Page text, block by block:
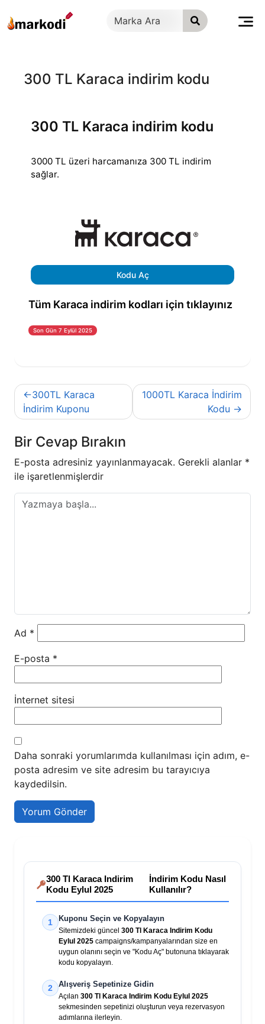
geç
300 TL Karaca indirim kodu
300 TL Karaca indirim kodu
3000 TL üzeri harcamanıza 300 TL indirim
sağlar.
Kodu Aç
Tüm Karaca indirim kodları için tıklayınız
Son Gün 7 Eylül 2025
Yazı
gezinmesi
300TL Karaca
İndirim Kuponu
1000TL Karaca İndirim
Kodu
Bir Cevap Bırakın
E-posta adresiniz yayınlanmayacak. Gerekli alanlar *
ile işaretlenmişlerdir
Ad *
E-posta *
İnternet sitesi
Daha sonraki yorumlarımda kullanılması için adım, e-
posta adresim ve site adresim bu tarayıcıya
kaydedilsin.
300 Tl Karaca Indirim
Kodu Eylul 2025
İndirim Kodu Nasıl
Kullanılır?
1 Kuponu Seçin ve Kopyalayın
Sitemizdeki güncel 300 Tl Karaca Indirim Kodu
Eylul 2025 campaigns/kampanyalarından size en
uygun olanını seçin ve "Kodu Aç" butonuna tıklayarak
kodu kopyalayın.
2 Alışveriş Sepetinize Gidin
Açılan 300 Tl Karaca Indirim Kodu Eylul 2025
sekmesinden sepetinizi oluşturun veya rezervasyon
adımlarına ilerleyin.